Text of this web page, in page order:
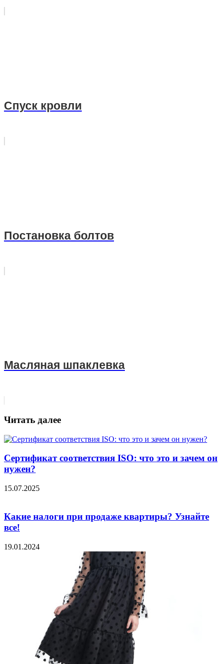
Спуск кровли
Постановка болтов
Масляная шпаклевка
Читать далее
Сертификат соответствия ISO: что это и зачем он
нужен?
15.07.2025
Какие налоги при продаже квартиры? Узнайте
все!
19.01.2024